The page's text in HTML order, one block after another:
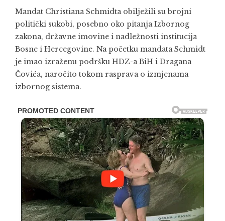
Mandat Christiana Schmidta obilježili su brojni
politički sukobi, posebno oko pitanja Izbornog
zakona, državne imovine i nadležnosti institucija
Bosne i Hercegovine. Na početku mandata Schmidt
je imao izraženu podršku HDZ-a BiH i Dragana
Čovića, naročito tokom rasprava o izmjenama
izbornog sistema.